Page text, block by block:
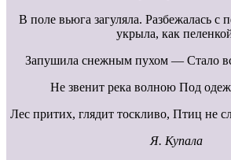
В поле вьюга загуляла. Разбежалась с
укрыла, как
Запушила снежным пухом — Стало
Не звенит река волною Под
Лес притих, глядит тоскливо, Птиц не
Я. Купала